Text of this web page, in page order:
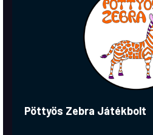
Pöttyös Zebra Játékbolt